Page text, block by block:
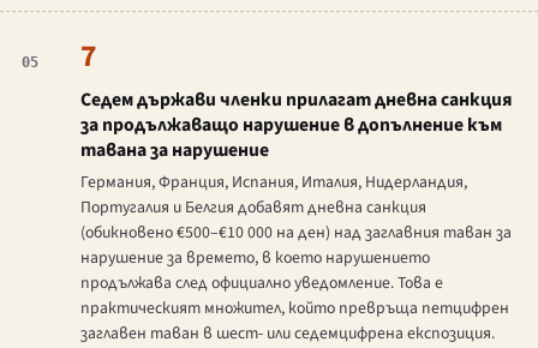
05 7
Седем държави членки прилагат дневна санкция
за продължаващо нарушение в допълнение към
тавана за нарушение
Германия, Франция, Испания, Италия, Нидерландия,
Португалия и Белгия добавят дневна санкция
(обикновено €500–€10 000 на ден) над заглавния таван за
нарушение за времето, в което нарушението
продължава след официално уведомление. Това е
практическият множител, който превръща петцифрен
заглавен таван в шест- или седемцифрена експозиция.